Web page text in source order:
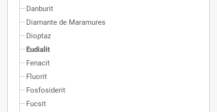
Danburit
Diamante de Maramures
Dioptaz
Eudialit
Fenacit
Fluorit
Fosfosiderit
Fucsit